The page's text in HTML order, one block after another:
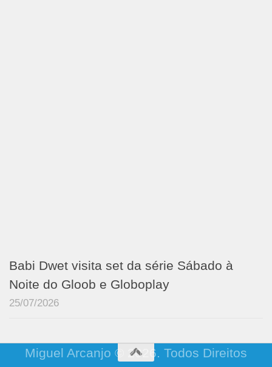
Babi Dwet visita set da série Sábado à
Noite do Gloob e Globoplay
25/07/2026
Miguel Arcanjo © 2026. Todos Direitos